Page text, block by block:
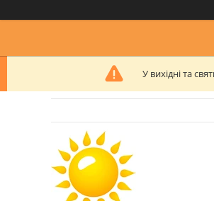
У вихідні та